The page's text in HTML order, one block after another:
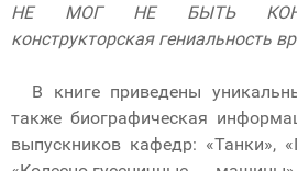
НЕ МОГ НЕ БЫТЬ
конструкторская гениальность
В книге приведены
также биографическая
выпускников кафедр: «Танки»,